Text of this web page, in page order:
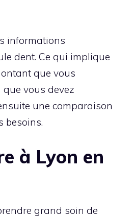
informations
dent. Ce qui implique
que vous
que vous devez
une comparaison
besoins.
à Lyon en
grand soin de